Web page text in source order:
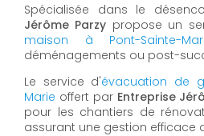
Spécialisée dans le
Jérôme Parzy propose un
maison à Pont-Sainte-
déménagements ou post-
Le service d'évacuation de
Marie offert par Entreprise
pour les chantiers de
assurant une gestion efficace